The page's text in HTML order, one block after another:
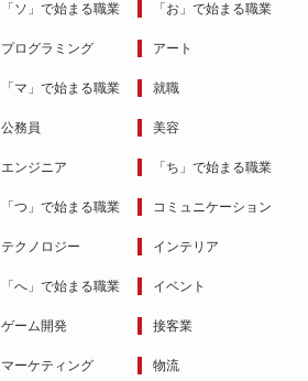
「ソ」で始まる職業 「お」で始まる職業
プログラミング アート
「マ」で始まる職業 就職
公務員 美容
エンジニア 「ち」で始まる職業
「つ」で始まる職業 コミュニケーション
テクノロジー インテリア
「へ」で始まる職業 イベント
ゲーム開発 接客業
マーケティング 物流